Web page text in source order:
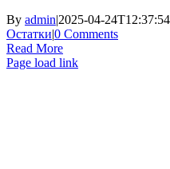
By admin|2025-04-
Остатки|0 Comments
Read More
Page load link